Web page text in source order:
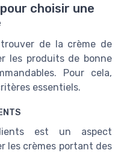
choisir une
de la crème de
les produits de bonne
Pour cela,
essentiels.
est un aspect
les crèmes portant des